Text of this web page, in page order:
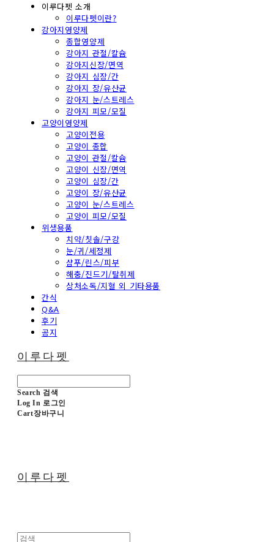
이루다펫 소개
이루다펫이란?
강아지영양제
종합영양제
강아지 관절/칼슘
강아지신장/면역
강아지 심장/간
강아지 장/유산균
강아지 눈/스트레스
강아지 피모/모질
고양이영양제
고양이전용
고양이 종합
고양이 관절/칼슘
고양이 신장/면역
고양이 심장/간
고양이 장/유산균
고양이 눈/스트레스
고양이 피모/모질
위생용품
치약/칫솔/구강
눈/귀/세정제
샴푸/린스/피부
해충/진드기/탈취제
상처소독/지혈 외 기타용품
간식
Q&A
후기
공지
이루다펫
Search 검색
Log In 로그인
Cart장바구니
이루다펫